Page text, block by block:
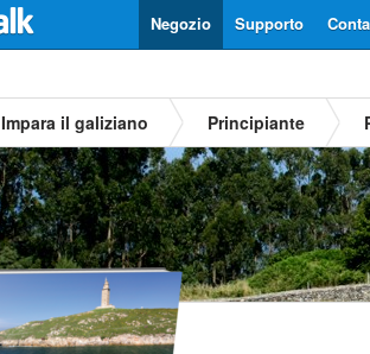
Supporto
Negozio
Impara il galiziano Principiante